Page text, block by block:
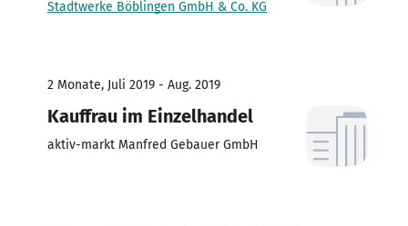
Stadtwerke Böblingen GmbH & Co. KG
2 Monate, Juli 2019 - Aug. 2019
Kauffrau im Einzelhandel
aktiv-markt Manfred Gebauer GmbH